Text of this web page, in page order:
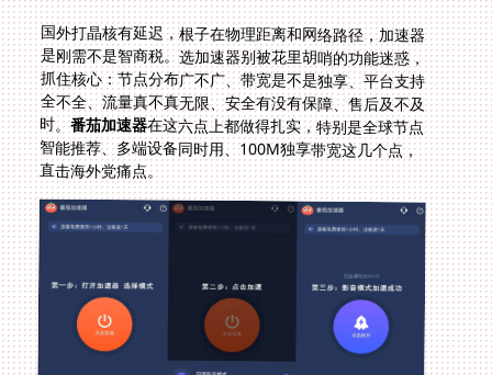
国外打晶核有延迟，根子在物理距离和网络路径，加速器
是刚需不是智商税。选加速器别被花里胡哨的功能迷惑，
抓住核心：节点分布广不广、带宽是不是独享、平台支持
全不全、流量真不真无限、安全有没有保障、售后及不及
时。番茄加速器在这六点上都做得扎实，特别是全球节点
智能推荐、多端设备同时用、100M独享带宽这几个点，
直击海外党痛点。